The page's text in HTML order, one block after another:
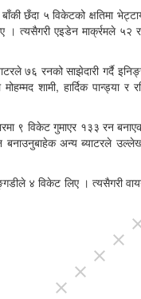
छँदा ५ विकेटको क्षतिमा
। त्यसैगरी एइडेन मार्क्रमले ५२
७६ रनको साझेदारी गर्दै
शामी, हार्दिक पान्ड्या र
९ विकेट गुमाएर १३३ रन
बनाउनुबाहेक अन्य ब्याटरले
४ विकेट लिए । त्यसैगरी
close
close
close
close